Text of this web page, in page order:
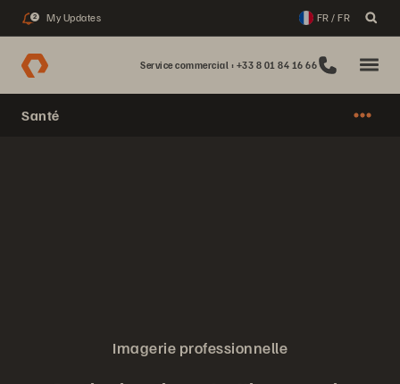
2 My Updates FR / FR
Service commercial : +33 8 01 84 16 66
Santé
Imagerie professionnelle